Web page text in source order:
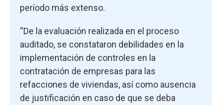
período más extenso.
“De la evaluación realizada en el proceso
auditado, se constataron debilidades en la
implementación de controles en la
contratación de empresas para las
refacciones de viviendas, así como ausencia
de justificación en caso de que se deba